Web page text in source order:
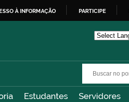
À INFORMAÇÃO PARTICIPE
Estudantes Servidores